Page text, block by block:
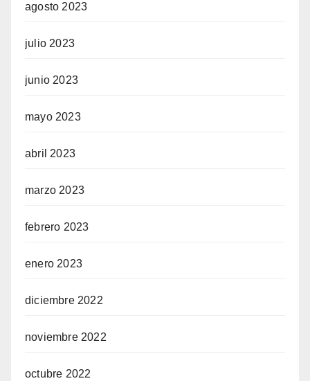
agosto 2023
julio 2023
junio 2023
mayo 2023
abril 2023
marzo 2023
febrero 2023
enero 2023
diciembre 2022
noviembre 2022
octubre 2022